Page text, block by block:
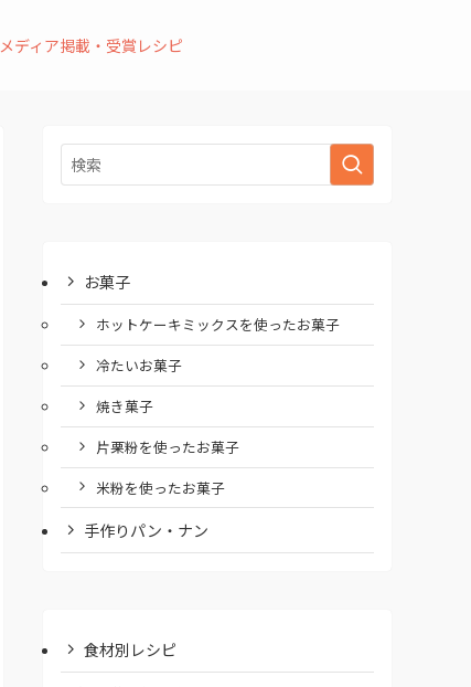
メディア掲載・受賞レシピ
お菓子
ホットケーキミックスを使ったお菓子
冷たいお菓子
焼き菓子
片栗粉を使ったお菓子
米粉を使ったお菓子
手作りパン・ナン
食材別レシピ